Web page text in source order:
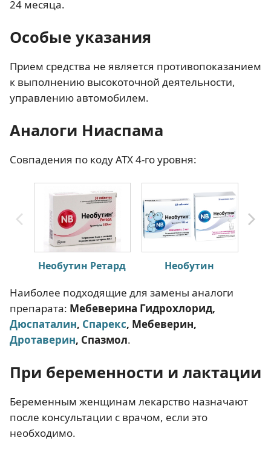
24 месяца.
Особые указания
Прием средства не является противопоказанием
к выполнению высокоточной деятельности,
управлению автомобилем.
Аналоги Ниаспама
Совпадения по коду АТХ 4-го уровня:
Необутин Ретард Необутин
Наиболее подходящие для замены аналоги
препарата: Мебеверина Гидрохлорид,
Дюспаталин, Спарекс, Мебеверин,
Дротаверин, Спазмол.
При беременности и лактации
Беременным женщинам лекарство назначают
после консультации с врачом, если это
необходимо.